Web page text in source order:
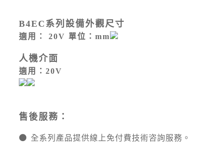
B4EC系列設備外觀尺寸
適用： 20V 單位：mm
人機介面
適用：20V
售後服務：
● 全系列產品提供線上免付費技術咨詢服務。